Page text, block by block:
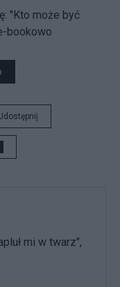
"Kto może być
bookowo
mi w twarz",